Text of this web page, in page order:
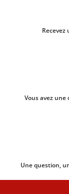
Recevez
Vous avez une
Une question,